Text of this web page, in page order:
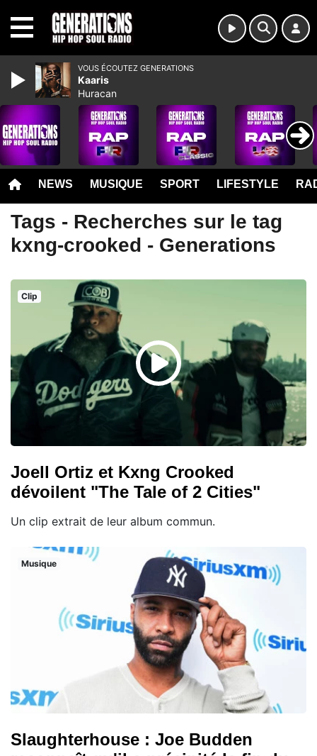
NEWS MUSIQUE SPORT LIFESTYLE
Tags - Recherches sur le tag
kxng-crooked - Generations
Clip
Joell Ortiz et Kxng Crooked
dévoilent "The Tale of 2 Cities"
Un clip extrait de leur album commun.
Musique
Slaughterhouse : Joe Budden
VOUS ÉCOUTEZ GENERATIONS
Kaaris
Huracan